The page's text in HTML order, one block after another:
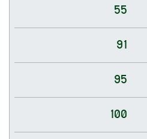
55
91
95
100